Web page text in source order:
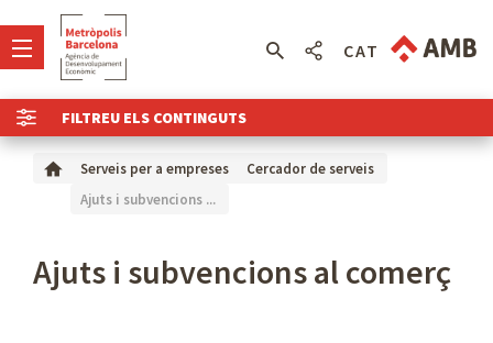
FILTREU ELS CONTINGUTS
CAT
Serveis per a empreses
Cercador de serveis
Ajuts i subvencions ...
Ajuts i subvencions al comerç